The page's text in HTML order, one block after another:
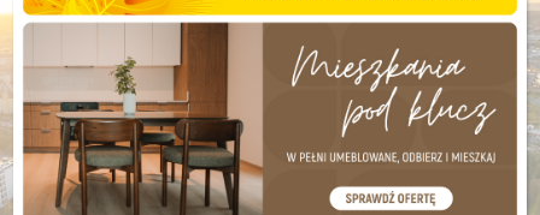
Zamieszkaj lub zainwestuj
Kup mieszkanie